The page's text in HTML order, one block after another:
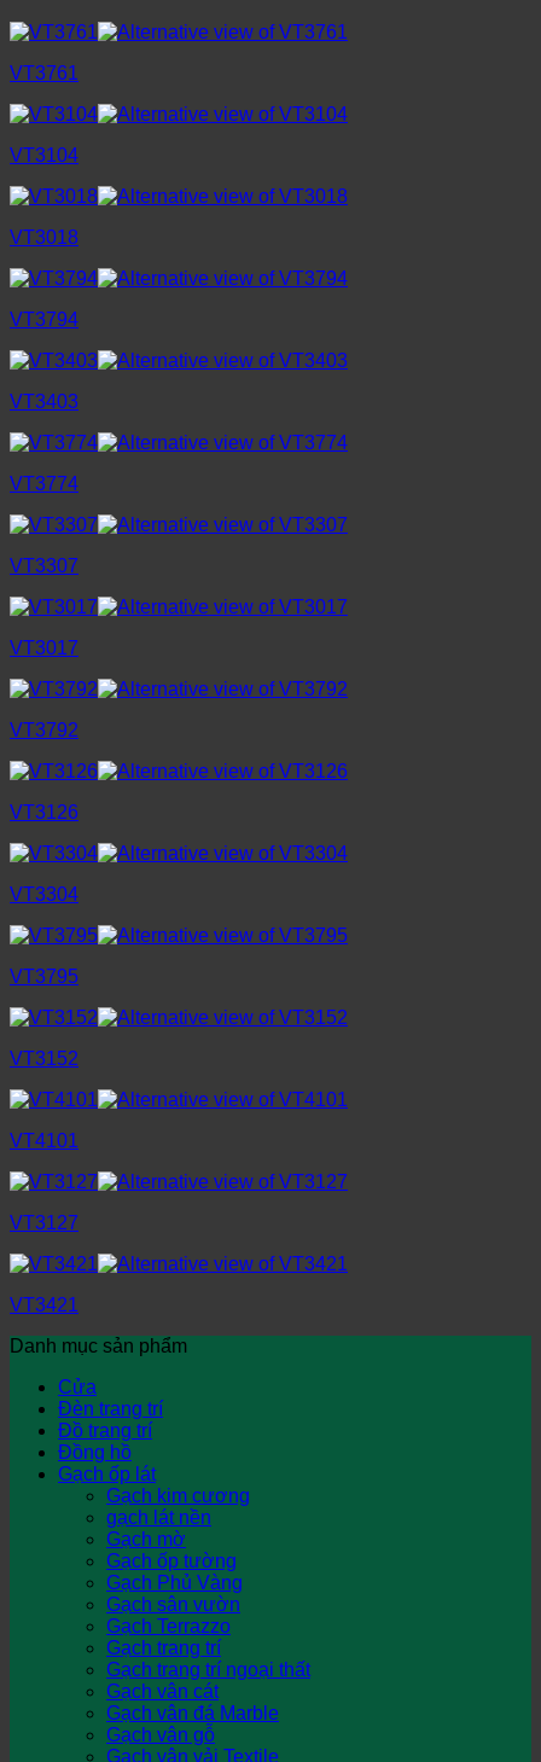
VT3761
VT3104
VT3018
VT3794
VT3403
VT3774
VT3307
VT3017
VT3792
VT3126
VT3304
VT3795
VT3152
VT4101
VT3127
VT3421
Danh mục sản phẩm
Cửa
Đèn trang trí
Đồ trang trí
Đồng hồ
Gạch ốp lát
Gạch kim cương
gạch lát nền
Gạch mờ
Gạch ốp tường
Gạch Phủ Vàng
Gạch sân vườn
Gạch Terrazzo
Gạch trang trí
Gạch trang trí ngoại thất
Gạch vân cát
Gạch vân đá Marble
Gạch vân gỗ
Gạch vân vải Textile